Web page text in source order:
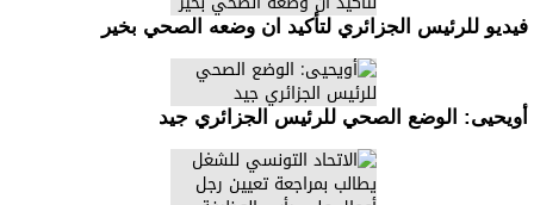
فيديو للرئيس الجزائري لتأكيد ان وضعه الصحي بخير
أويحيى: الوضع الصحي للرئيس الجزائري جيد